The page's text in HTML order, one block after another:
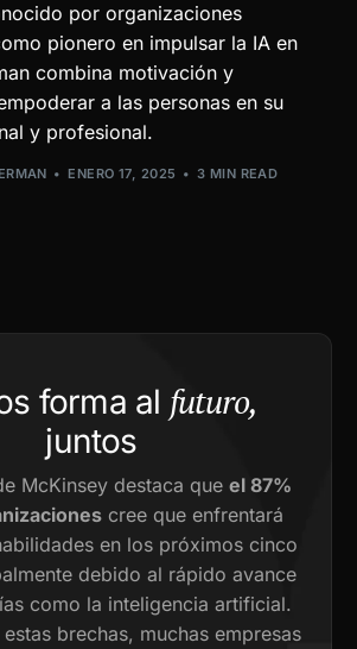
por organizaciones
pionero en impulsar la IA en
combina motivación y
a las personas en su
y profesional.
ENERO 17, 2025 3 MIN READ
forma al futuro,
juntos
McKinsey destaca que el 87%
cree que enfrentará
en los próximos cinco
debido al rápido avance
como la inteligencia artificial.
brechas, muchas empresas